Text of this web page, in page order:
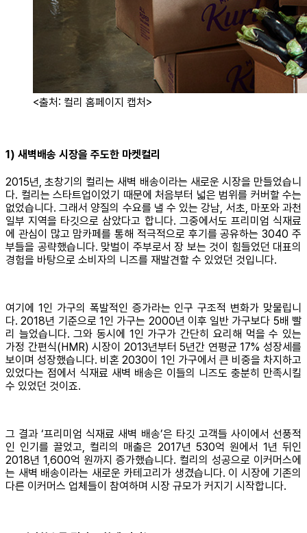
<출처: 컬리 홈페이지 캡처>
1) 새벽배송 시장을 주도한 마켓컬리
2015년, 초창기의 컬리는 새벽 배송이라는 새로운 시장을 만들었습니
다. 컬리는 스타트업이었기 때문에 처음부터 넓은 범위를 커버할 수는
없었습니다. 그래서 양질의 수요를 낼 수 있는 강남, 서초, 마포와 과천
일부 지역을 타깃으로 삼았다고 합니다. 그중에서도 프리미엄 식재료
에 관심이 많고 맘카페를 통해 적극적으로 후기를 공유하는 3040 주
부들을 공략했습니다. 맞벌이 주부로서 장 보는 것이 힘들었던 대표의
경험을 바탕으로 소비자의 니즈를 재발견할 수 있었던 것입니다.
여기에 1인 가구의 폭발적인 증가라는 인구 구조적 변화가 맞물립니
다. 2018년 기준으로 1인 가구는 2000년 이후 일반 가구보다 5배 빨
리 늘었습니다. 그와 동시에 1인 가구가 간단히 요리해 먹을 수 있는
가정 간편식(HMR) 시장이 2013년부터 5년간 연평균 17% 성장세를
보이며 성장했습니다. 비혼 2030이 1인 가구에서 큰 비중을 차지하고
있었다는 점에서 식재료 새벽 배송은 이들의 니즈도 충분히 만족시킬
수 있었던 것이죠.
그 결과 ‘프리미엄 식재료 새벽 배송’은 타깃 고객들 사이에서 선풍적
인 인기를 끌었고, 컬리의 매출은 2017년 530억 원에서 1년 뒤인
2018년 1,600억 원까지 증가했습니다. 컬리의 성공으로 이커머스에
는 새벽 배송이라는 새로운 카테고리가 생겼습니다. 이 시장에 기존의
다른 이커머스 업체들이 참여하며 시장 규모가 커지기 시작합니다.